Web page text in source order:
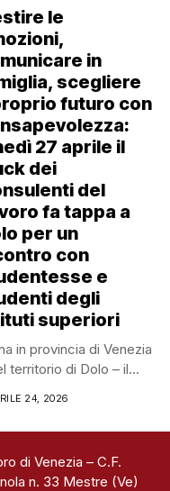
le
in
scegliere
futuro con
27 aprile il
dei
del
fa tappa a
per un
con
e
degli
superiori
in provincia di Venezia
territorio di Dolo – il...
24, 2026
di Venezia – C.F.
n. 33 Mestre (Ve)